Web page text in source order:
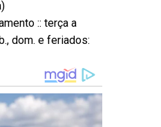
:: terça a
dom. e feriados: